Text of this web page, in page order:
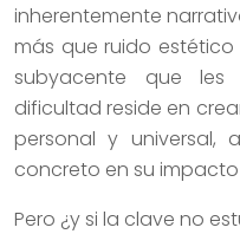
inherentemente
más que ruido
subyacente que les
dificultad reside en
personal y universal,
concreto en su
Pero ¿y si la clave no